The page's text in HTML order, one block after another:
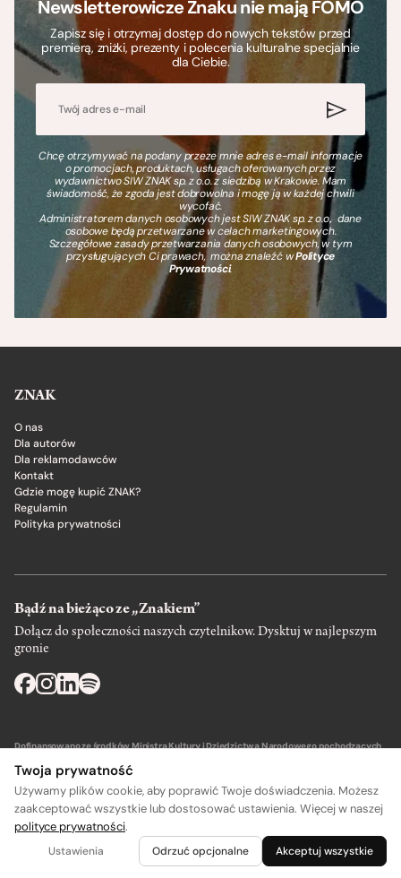
Newsletterowicze Znaku nie mają FOMO
Zapisz się i otrzymaj dostęp do nowych tekstów przed
premierą, zniżki, prezenty i polecenia kulturalne specjalnie
dla Ciebie.
Chcę otrzymywać na podany przeze mnie adres e-mail informacje
o promocjach, produktach, usługach oferowanych przez
wydawnictwo SIW ZNAK sp. z o.o. z siedzibą w Krakowie. Mam
świadomość, że zgoda jest dobrowolna i mogę ją w każdej chwili
wycofać.
Administratorem danych osobowych jest SIW ZNAK sp. z o.o., dane
osobowe będą przetwarzane w celach marketingowych.
Szczegółowe zasady przetwarzania danych osobowych, w tym
przysługujących Ci prawach, można znaleźć wPolityce
Prywatności.
ZNAK
O nas
Dla autorów
Dla reklamodawców
Kontakt
Gdzie mogę kupić ZNAK?
Regulamin
Polityka prywatności
Bądź na bieżąco ze „Znakiem”
Dołącz do społeczności naszych czytelnikow. Dysktuj w najlepszym
gronie
Dofinansowano ze środków Ministra Kultury i Dziedzictwa Narodowego pochodzących
Wydawca: SIW Znak w Krakowie
Twoja prywatność
Używamy plików cookie, aby poprawić Twoje doświadczenia. Możesz
zaakceptować wszystkie lub dostosować ustawienia. Więcej w naszej
polityce prywatności.
Ustawienia Odrzuć opcjonalne Akceptuj wszystkie